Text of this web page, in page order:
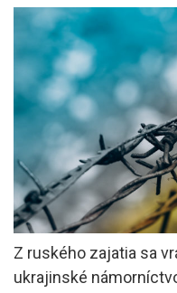
Z ruského zajatia sa
ukrajinské